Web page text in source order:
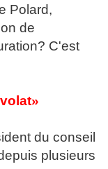
Polard,
de
C'est
olat»
du conseil
plusieurs